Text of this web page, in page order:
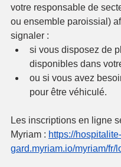
votre responsable de
ou ensemble paroissial)
signaler :
si vous disposez de
disponibles dans
ou si vous avez
pour être véhiculé.
Les inscriptions en ligne
Myriam : https://hospitalite-
gard.myriam.io/myriam/fr/